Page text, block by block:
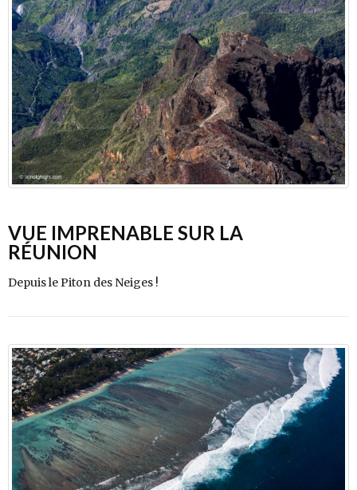
VUE IMPRENABLE SUR LA
RÉUNION
Depuis le Piton des Neiges !